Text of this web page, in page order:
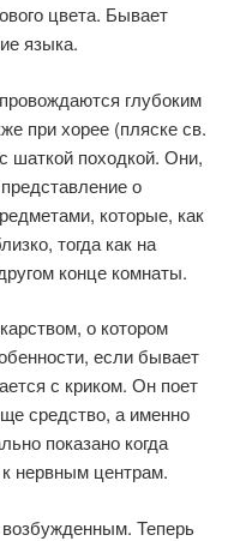
цвета. Бывает
языка.
глубоким
при хорее (пляске св.
шаткой походкой. Они,
о
которые, как
тогда как на
конце комнаты.
о котором
если бывает
с криком. Он поет
средство, а именно
показано когда
нервным центрам.
Теперь